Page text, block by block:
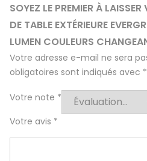
SOYEZ LE PREMIER À
DE TABLE EXTÉRIEURE
LUMEN COULEURS
Votre adresse e-mail ne sera
obligatoires sont indiqués avec *
Votre note *
Votre avis *